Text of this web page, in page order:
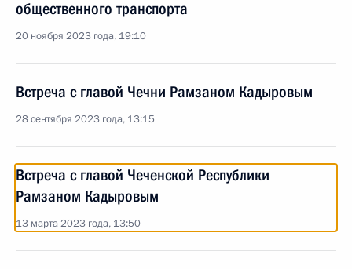
общественного транспорта
20 ноября 2023 года, 19:10
Встреча с главой Чечни Рамзаном Кадыровым
28 сентября 2023 года, 13:15
Встреча с главой Чеченской Республики
Рамзаном Кадыровым
13 марта 2023 года, 13:50